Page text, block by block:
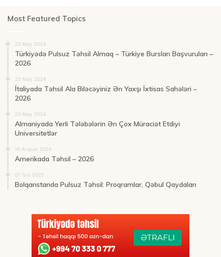
Most Featured Topics
23 May 2024
Türkiyədə Pulsuz Təhsil Almaq – Türkiye Bursları Başvuruları –
2026
23 May 2024
İtaliyada Təhsil Ala Biləcəyiniz Ən Yaxşı İxtisas Sahələri –
2026
23 May 2024
Almaniyada Yerli Tələbələrin Ən Çox Müraciət Etdiyi
Universitetlər
10 Avqust 2024
Amerikada Təhsil – 2026
07 İyul 2025
Bolqarıstanda Pulsuz Təhsil: Proqramlar, Qəbul Qaydaları